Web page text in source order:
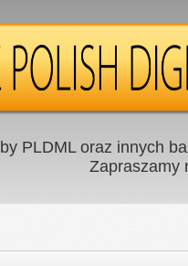
PLDML oraz innych
Zapraszamy